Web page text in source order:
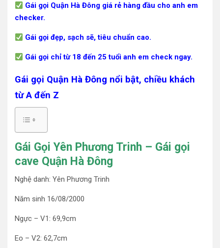
Gái gọi Quận Hà Đông giá rẻ hàng đầu cho anh em
checker.
Gái gọi đẹp, sạch sẽ, tiêu chuẩn cao.
Gái gọi chỉ từ 18 đến 25 tuổi anh em check ngay.
Gái gọi Quận Hà Đông nổi bật, chiều khách
từ A đến Z
Gái Gọi Yên Phương Trinh – Gái gọi
cave Quận Hà Đông
Nghệ danh: Yên Phương Trinh
Năm sinh 16/08/2000
Ngực – V1: 69,9cm
Eo – V2: 62,7cm